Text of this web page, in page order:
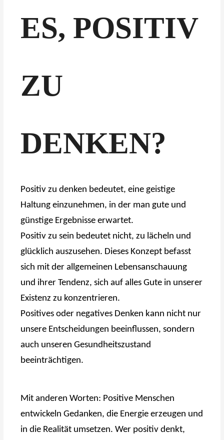
ES, POSITIV
ZU
DENKEN?
Positiv zu denken bedeutet, eine geistige
Haltung einzunehmen, in der man gute und
günstige Ergebnisse erwartet.
Positiv zu sein bedeutet nicht, zu lächeln und
glücklich auszusehen. Dieses Konzept befasst
sich mit der allgemeinen Lebensanschauung
und ihrer Tendenz, sich auf alles Gute in unserer
Existenz zu konzentrieren.
Positives oder negatives Denken kann nicht nur
unsere Entscheidungen beeinflussen, sondern
auch unseren Gesundheitszustand
beeinträchtigen.
Mit anderen Worten: Positive Menschen
entwickeln Gedanken, die Energie erzeugen und
in die Realität umsetzen. Wer positiv denkt,